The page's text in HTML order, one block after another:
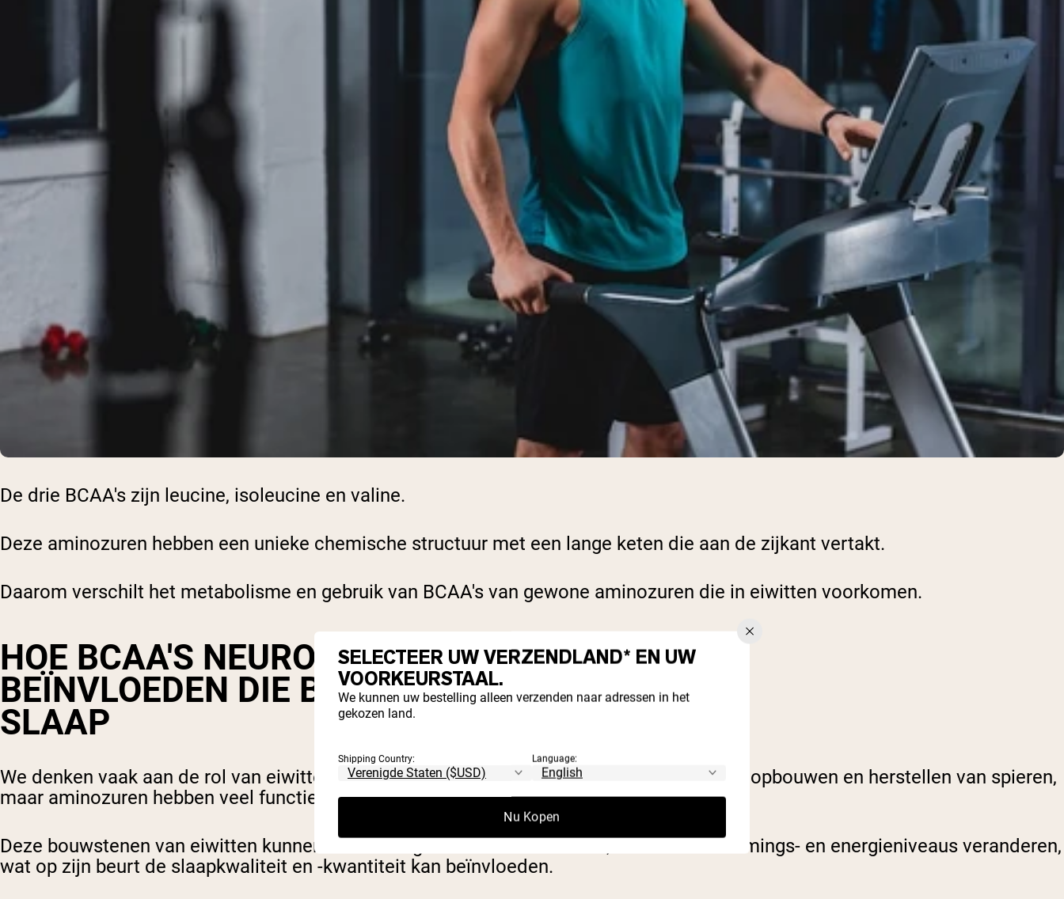
De drie BCAA's zijn leucine, isoleucine en valine.
Deze aminozuren hebben een unieke chemische structuur met een lange keten die aan de zijkant vertakt.
Daarom verschilt het metabolisme en gebruik van BCAA's van gewone aminozuren die in eiwitten voorkomen.
HOE BCAA'S NEUROTRANSMITTERS
BEÏNVLOEDEN DIE BETROKKEN ZIJN BIJ
SLAAP
We denken vaak aan de rol van eiwitten en de samenstellende aminozuren bij het helpen opbouwen en herstellen van spieren,
maar aminozuren hebben veel functies in het lichaam.
Deze bouwstenen van eiwitten kunnen ook interageren met de hersenen, waardoor stemmings- en energieniveaus veranderen,
wat op zijn beurt de slaapkwaliteit en -kwantiteit kan beïnvloeden.
SELECTEER UW VERZENDLAND* EN UW
VOORKEURSTAAL.
We kunnen uw bestelling alleen verzenden naar adressen in het
gekozen land.
Shipping Country: Language:
Nu Kopen